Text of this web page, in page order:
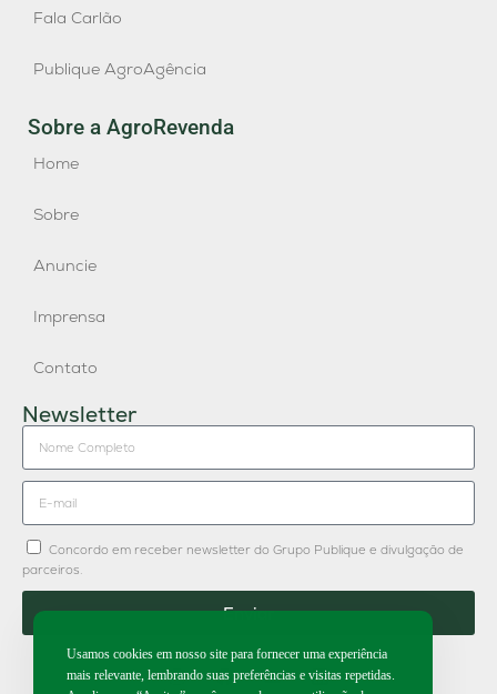
Fala Carlão
Publique AgroAgência
Sobre a AgroRevenda
Home
Sobre
Anuncie
Imprensa
Contato
Newsletter
Concordo em receber newsletter do Grupo Publique e divulgação de
parceiros.
Enviar
Usamos cookies em nosso site para fornecer uma experiência
mais relevante, lembrando suas preferências e visitas repetidas.